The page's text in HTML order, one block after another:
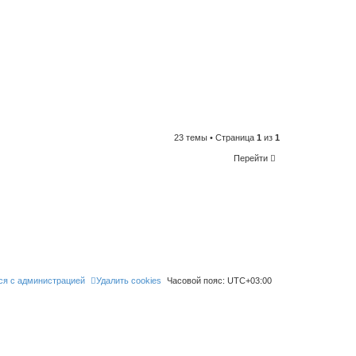
23 темы • Страница 1 из 1
Перейти
Часовой пояс: UTC+03:00
Удалить cookies
с администрацией